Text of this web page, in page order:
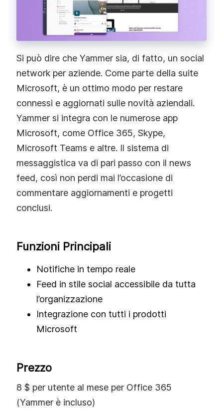
Si può dire che Yammer sia, di fatto, un social
network per aziende. Come parte della suite
Microsoft, è un ottimo modo per restare
connessi e aggiornati sulle novità aziendali.
Yammer si integra con le numerose app
Microsoft, come Office 365, Skype,
Microsoft Teams e altre. Il sistema di
messaggistica va di pari passo con il news
feed, così non perdi mai l’occasione di
commentare aggiornamenti e progetti
conclusi.
Funzioni Principali
Notifiche in tempo reale
Feed in stile social accessibile da tutta
l’organizzazione
Integrazione con tutti i prodotti
Microsoft
Prezzo
8 $ per utente al mese per Office 365
(Yammer è incluso)